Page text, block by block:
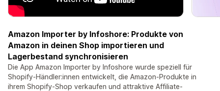
Amazon Importer by Infoshore: Produkte von
Amazon in deinen Shop importieren und
Lagerbestand synchronisieren
Die App Amazon Importer by Infoshore wurde speziell für
Shopify-Händler:innen entwickelt, die Amazon-Produkte in
ihrem Shopify-Shop verkaufen und attraktive Affiliate-